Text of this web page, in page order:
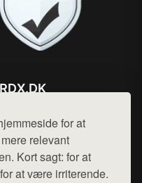
for at
relevant
Kort sagt: for at
at være irriterende.
RDX.DK
Mail: hej@want.dk
Cookie- og privatlivspolitik